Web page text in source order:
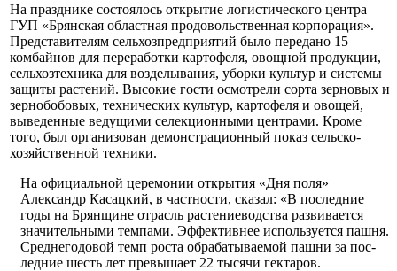
На празднике состоялось от­крытие логистического центра
ГУП «Брянская областная продо­вольственная корпорация».
Представителям сельхозпредп­риятий было передано 15
комбайнов для переработки картофеля, овощной продукции,
сельхозтех­ника для возделывания, уборки культур и системы
защиты расте­ний. Высокие гости осмотрели сорта зерновых и
зернобобовых, технических культур, картофеля и овощей,
выведенные ведущи­ми селекционными центрами. Кроме
того, был организован де­монстрационный показ сельско­
хозяйственной техники.
На официальной церемонии открытия «Дня поля»
Александр Касацкий, в частности, сказал: «В последние
годы на Брянщине отрасль растениеводства разви­вается
значительными темпами. Эффективнее используется паш­ня.
Среднегодовой темп роста обрабатываемой пашни за пос­
ледние шесть лет превышает 22 тысячи гектаров.